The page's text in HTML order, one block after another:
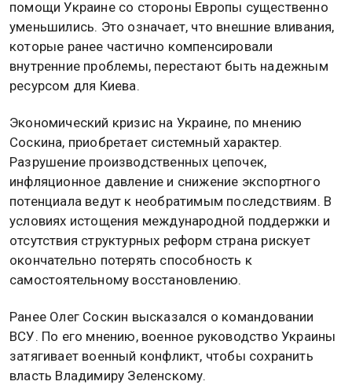
помощи Украине со стороны Европы существенно
уменьшились. Это означает, что внешние вливания,
которые ранее частично компенсировали
внутренние проблемы, перестают быть надежным
ресурсом для Киева.
Экономический кризис на Украине, по мнению
Соскина, приобретает системный характер.
Разрушение производственных цепочек,
инфляционное давление и снижение экспортного
потенциала ведут к необратимым последствиям. В
условиях истощения международной поддержки и
отсутствия структурных реформ страна рискует
окончательно потерять способность к
самостоятельному восстановлению.
Ранее Олег Соскин высказался о командовании
ВСУ. По его мнению, военное руководство Украины
затягивает военный конфликт, чтобы сохранить
власть Владимиру Зеленскому.